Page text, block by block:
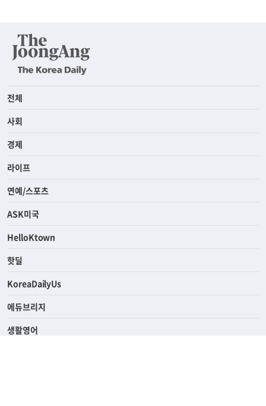
전체
사회
경제
라이프
연예/스포츠
ASK미국
HelloKtown
핫딜
KoreaDailyUs
에듀브리지
생활영어